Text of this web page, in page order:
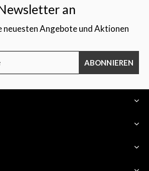
an
neuesten Angebote und Aktionen
ABONNIEREN